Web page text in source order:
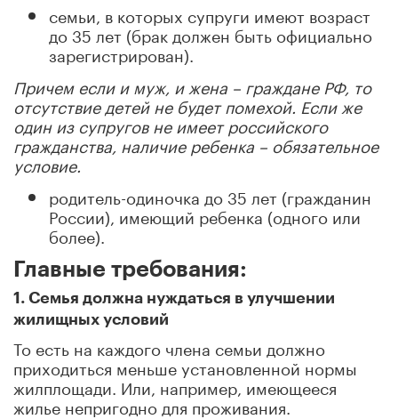
семьи, в которых супруги имеют возраст
до 35 лет (брак должен быть официально
зарегистрирован).
Причем если и муж, и жена – граждане РФ, то
отсутствие детей не будет помехой. Если же
один из супругов не имеет российского
гражданства, наличие ребенка – обязательное
условие.
родитель-одиночка до 35 лет (гражданин
России), имеющий ребенка (одного или
более).
Главные требования:
1. Семья должна нуждаться в улучшении
жилищных условий
То есть на каждого члена семьи должно
приходиться меньше установленной нормы
жилплощади. Или, например, имеющееся
жилье непригодно для проживания.